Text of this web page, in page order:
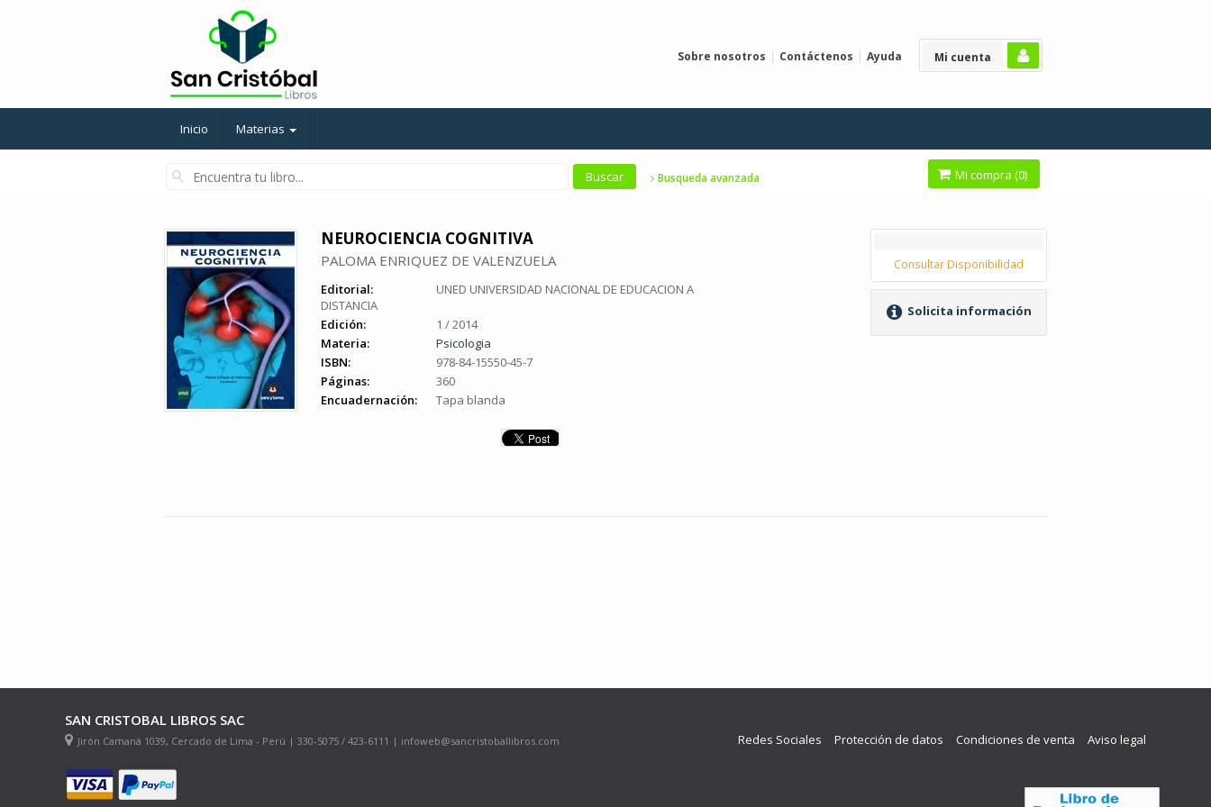
Mi cuenta
Sobre nosotros Contáctenos Ayuda
Inicio Materias
Busqueda avanzada Mi compra (0)
NEUROCIENCIA COGNITIVA
PALOMA ENRIQUEZ DE VALENZUELA
Editorial:
UNED UNIVERSIDAD NACIONAL DE EDUCACION A
DISTANCIA
Edición:
1 / 2014
Materia:
Psicologia
ISBN:
978-84-15550-45-7
Páginas:
360
Encuadernación:
Tapa blanda
Consultar Disponibilidad
Solicita información
Aviso legal
Condiciones de venta
Protección de datos
Redes Sociales
SAN CRISTOBAL LIBROS SAC
Jirón Camaná 1039, Cercado de Lima - Perú | 330-5075 / 423-6111 | infoweb@sancristoballibros.com